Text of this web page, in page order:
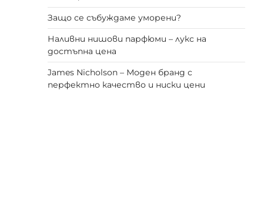
Защо се събуждаме уморени?
Наливни нишови парфюми – лукс на
достъпна цена
James Nicholson – Моден бранд с
перфектно качество и ниски цени